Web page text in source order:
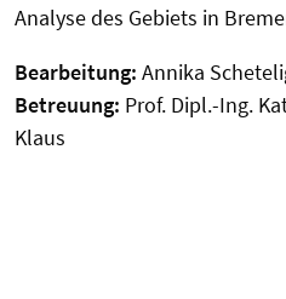
Analyse des Gebiets in
Bearbeitung: Annika
Betreuung: Prof. Dipl.-Ing.
Klaus